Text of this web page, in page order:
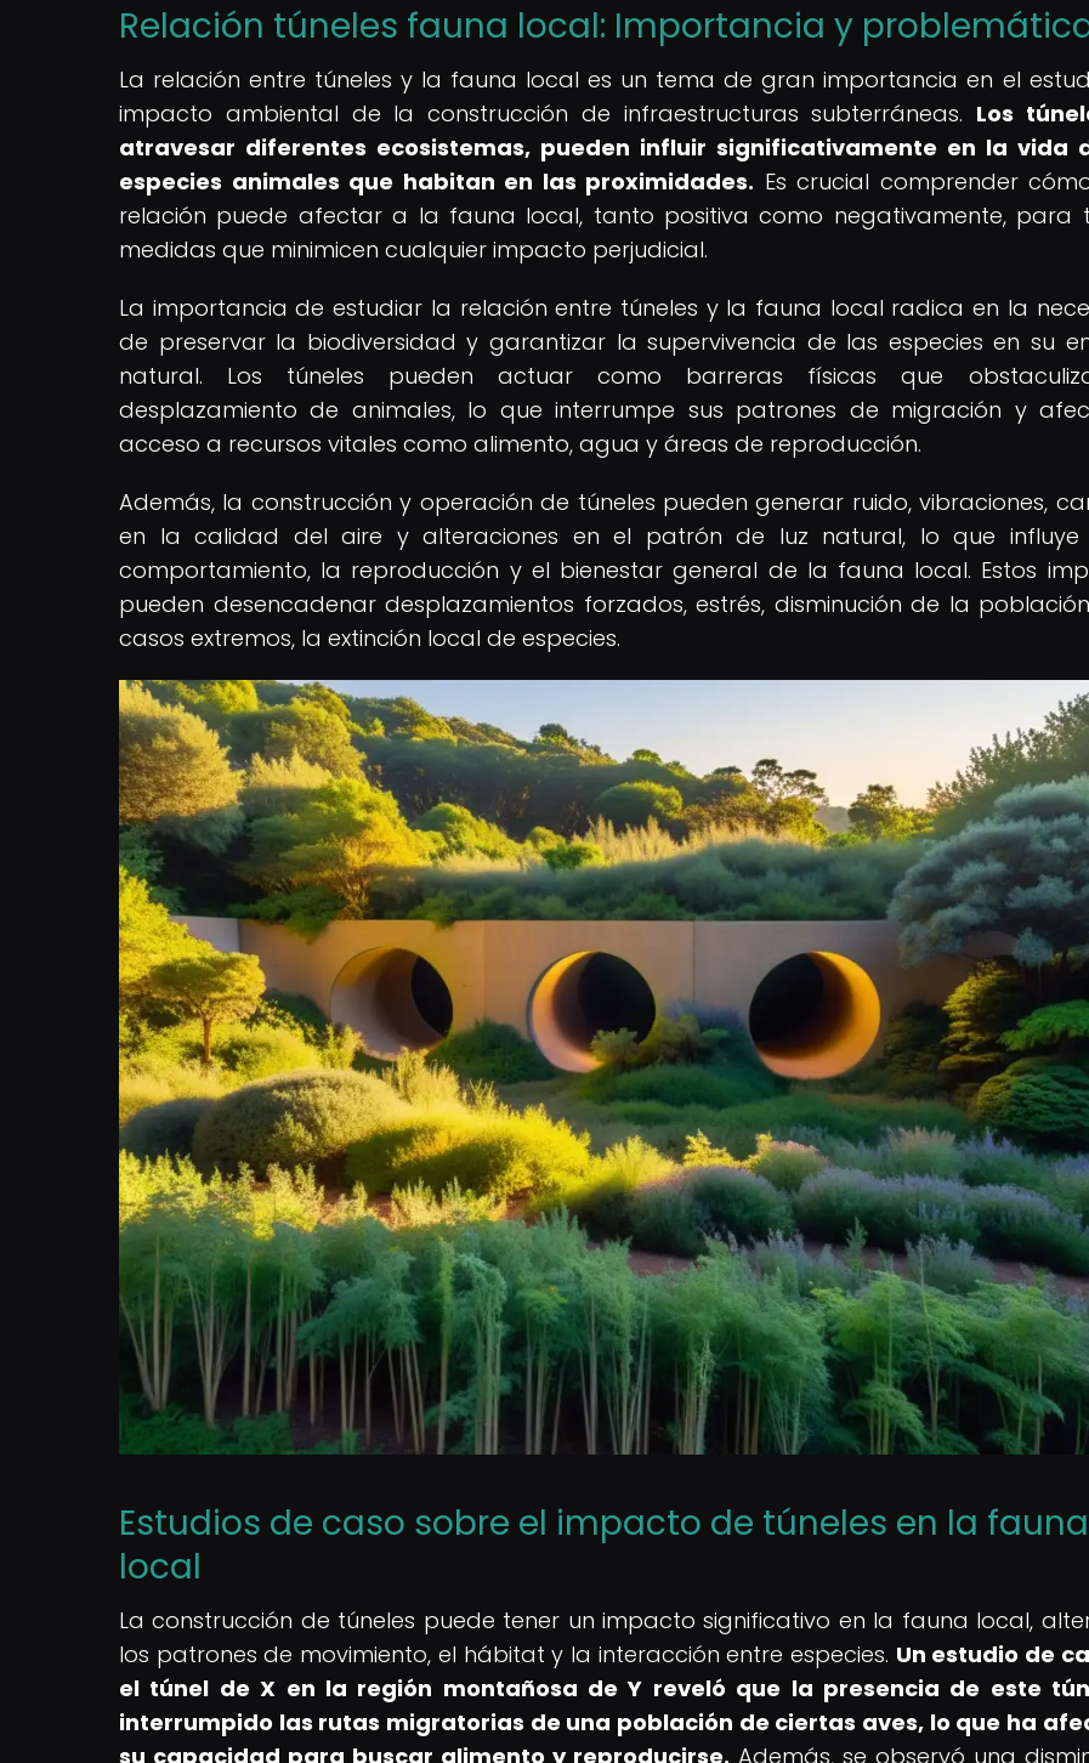
Relación túneles fauna local: Importancia y
La relación entre túneles y la fauna local es un tema de gran importancia en el
impacto ambiental de la construcción de infraestructuras subterráneas. Los
atravesar diferentes ecosistemas, pueden influir significativamente en la vida
especies animales que habitan en las proximidades. Es crucial comprender
relación puede afectar a la fauna local, tanto positiva como negativamente, para
medidas que minimicen cualquier impacto perjudicial.
La importancia de estudiar la relación entre túneles y la fauna local radica en la
de preservar la biodiversidad y garantizar la supervivencia de las especies en su
natural. Los túneles pueden actuar como barreras físicas que
desplazamiento de animales, lo que interrumpe sus patrones de migración y
acceso a recursos vitales como alimento, agua y áreas de reproducción.
Además, la construcción y operación de túneles pueden generar ruido, vibraciones,
en la calidad del aire y alteraciones en el patrón de luz natural, lo que influye
comportamiento, la reproducción y el bienestar general de la fauna local. Estos
pueden desencadenar desplazamientos forzados, estrés, disminución de la
casos extremos, la extinción local de especies.
Estudios de caso sobre el impacto de túneles en la fauna
local
La construcción de túneles puede tener un impacto significativo en la fauna local,
los patrones de movimiento, el hábitat y la interacción entre especies. Un estudio de
el túnel de X en la región montañosa de Y reveló que la presencia de este
interrumpido las rutas migratorias de una población de ciertas aves, lo que ha
su capacidad para buscar alimento y reproducirse. Además, se observó una